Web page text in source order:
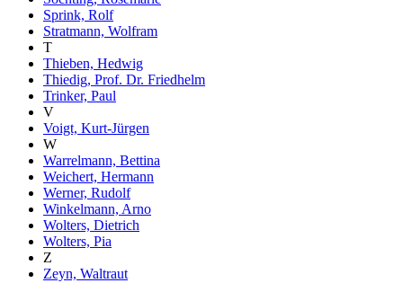
Sprink, Rolf
Stratmann, Wolfram
T
Thieben, Hedwig
Thiedig, Prof. Dr. Friedhelm
Trinker, Paul
V
Voigt, Kurt-Jürgen
W
Warrelmann, Bettina
Weichert, Hermann
Werner, Rudolf
Winkelmann, Arno
Wolters, Dietrich
Wolters, Pia
Z
Zeyn, Waltraut